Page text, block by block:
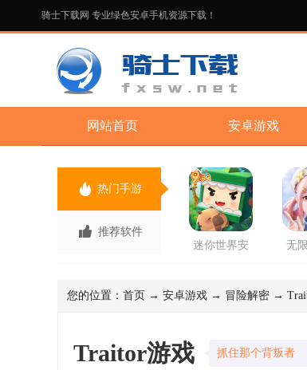
骑士下载网 专业绿色安卓手机资源下载！
网站首页 安卓游戏
热门手游
推荐软件
迷你世界安
无
您的位置： 首页 → 安卓游戏 → 冒险解密 →
Traitor游戏 抓住那个背叛者